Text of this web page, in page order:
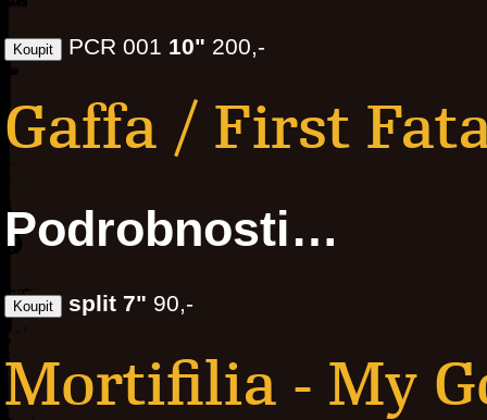
PCR 001 10" 200,-
Gaffa / First
Podrobnosti…
split 7" 90,-
Mortifilia - My